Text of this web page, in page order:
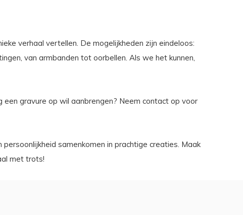
verhaal vertellen. De mogelijkheden zijn eindeloos:
van armbanden tot oorbellen. Als we het kunnen,
gravure op wil aanbrengen? Neem contact op voor
samenkomen in prachtige creaties. Maak
met trots!